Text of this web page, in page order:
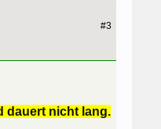
#3
dauert nicht lang.